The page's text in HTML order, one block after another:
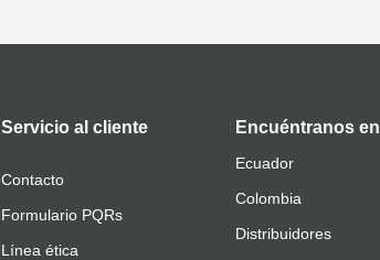
Servicio al cliente
Contacto
Formulario PQRs
Línea ética
Encuéntranos en
Ecuador
Colombia
Distribuidores